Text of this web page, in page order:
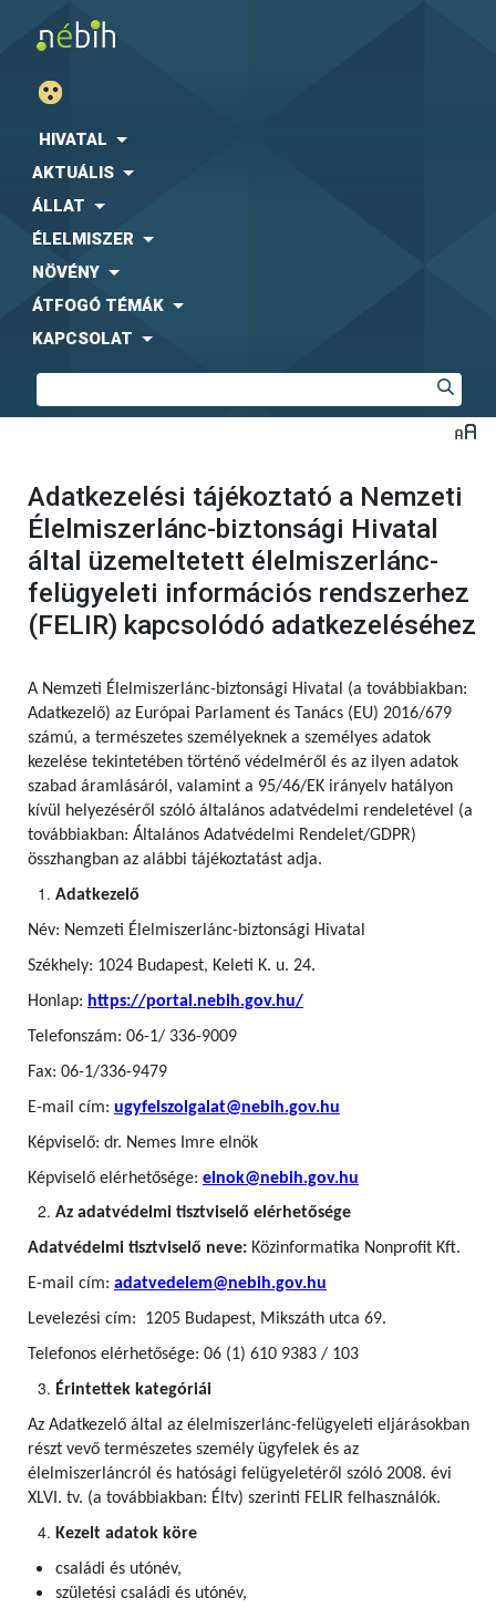
HIVATAL
AKTUÁLIS
ÁLLAT
ÉLELMISZER
NÖVÉNY
ÁTFOGÓ TÉMÁK
KAPCSOLAT
Adatkezelési tájékoztató a Nemzeti
Élelmiszerlánc-biztonsági Hivatal
által üzemeltetett élelmiszerlánc-
felügyeleti információs rendszerhez
(FELIR) kapcsolódó adatkezeléséhez
A Nemzeti Élelmiszerlánc-biztonsági Hivatal (a továbbiakban:
Adatkezelő) az Európai Parlament és Tanács (EU) 2016/679
számú, a természetes személyeknek a személyes adatok
kezelése tekintetében történő védelméről és az ilyen adatok
szabad áramlásáról, valamint a 95/46/EK irányelv hatályon
kívül helyezéséről szóló általános adatvédelmi rendeletével (a
továbbiakban: Általános Adatvédelmi Rendelet/GDPR)
összhangban az alábbi tájékoztatást adja.
Adatkezelő
Név: Nemzeti Élelmiszerlánc-biztonsági Hivatal
Székhely: 1024 Budapest, Keleti K. u. 24.
Honlap: https://portal.nebih.gov.hu/
Telefonszám: 06-1/ 336-9009
Fax: 06-1/336-9479
E-mail cím: ugyfelszolgalat@nebih.gov.hu
Képviselő: dr. Nemes Imre elnök
Képviselő elérhetősége: elnok@nebih.gov.hu
Az adatvédelmi tisztviselő elérhetősége
Adatvédelmi tisztviselő neve: Közinformatika Nonprofit Kft.
E-mail cím: adatvedelem@nebih.gov.hu
Levelezési cím: 1205 Budapest, Mikszáth utca 69.
Telefonos elérhetősége: 06 (1) 610 9383 / 103
Érintettek kategóriái
Az Adatkezelő által az élelmiszerlánc-felügyeleti eljárásokban
részt vevő természetes személy ügyfelek és az
élelmiszerláncról és hatósági felügyeletéről szóló 2008. évi
XLVI. tv. (a továbbiakban: Éltv) szerinti FELIR felhasználók.
Kezelt adatok köre
családi és utónév,
születési családi és utónév,